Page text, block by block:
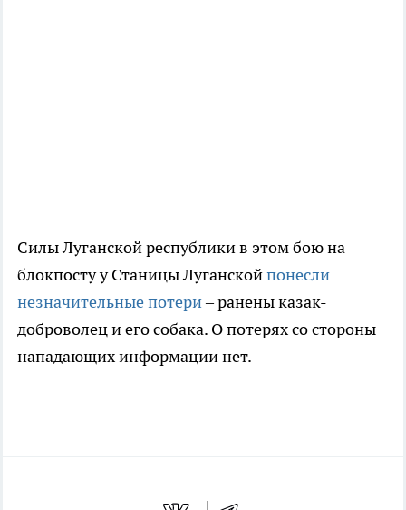
Силы Луганской республики в этом бою на
блокпосту у Станицы Луганскойпонесли
незначительные потери– ранены казак-
доброволец и его собака. О потерях со стороны
нападающих информации нет.